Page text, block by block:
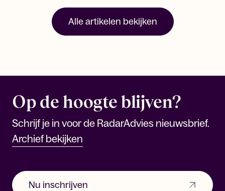
Alle artikelen bekijken
Op de hoogte blijven?
Schrijf je in voor de RadarAdvies nieuwsbrief.
Archief bekijken
Nu inschrijven